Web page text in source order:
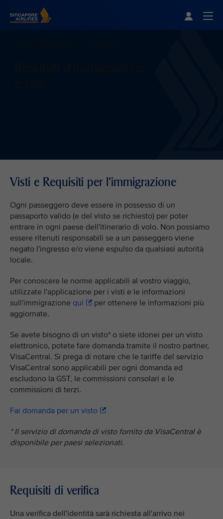
Visti e Requisiti per l'immigrazione
Ogni passeggero deve essere in possesso di un
passaporto valido (e del visto se richiesto) per poter
entrare in ogni paese dell'itinerario di volo. Non possiamo
essere ritenuti responsabili se a un passeggero viene
negato l'ingresso e/o viene espulso da qualsiasi autorità
locale.
Per conoscere le norme applicabili al vostro viaggio,
utilizzate l'applicazione per i visti e le informazioni
sull'immigrazione qui
per ottenere le informazioni più
aggiornate.
Se avete bisogno di un visto* o siete idonei per un visto
elettronico, potete fare domanda tramite il nostro partner,
VisaCentral. Si prega di notare che le tariffe del servizio
VisaCentral sono applicabili per ogni domanda ed
escludono la GST, le commissioni consolari e le
commissioni di terzi.
Fai domanda per un visto
* Il servizio di domanda di visto fornito da VisaCentral è
disponibile per paesi selezionati.
Requisiti di verifica
Una verifica dell'identità sarà richiesta all'arrivo nei